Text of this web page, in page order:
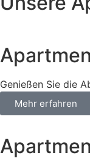
Genießen Sie die
Mehr erfahren